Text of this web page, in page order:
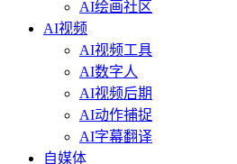
AI绘画社区
AI视频
AI视频工具
AI数字人
AI视频后期
AI动作捕捉
AI字幕翻译
自媒体